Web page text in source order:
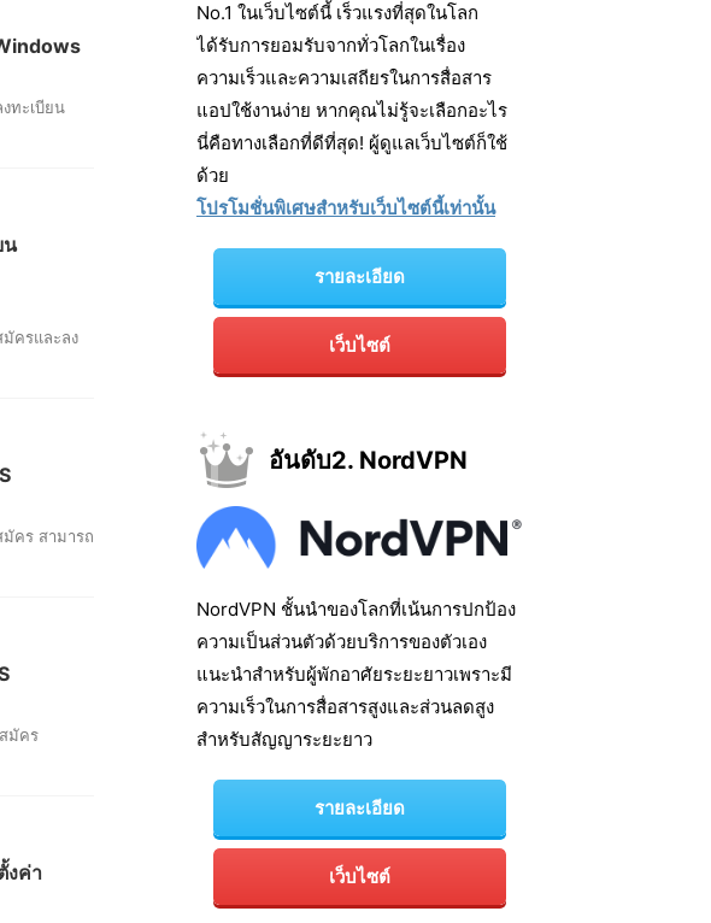
ทะเบียน
น
ครและลง
คร สามารถ
มัคร
งค่า
No.1 ในเว็บไซต์นี้ เร็วแรงที่สุดในโลก
ได้รับการยอมรับจากทั่วโลกในเรื่อง
ความเร็วและความเสถียรในการสื่อสาร
แอปใช้งานง่าย หากคุณไม่รู้จะเลือกอะไร
นี่คือทางเลือกที่ดีที่สุด! ผู้ดูแลเว็บไซต์ก็ใช้
ด้วย
โปรโมชั่นพิเศษสำหรับเว็บไซต์นี้เท่านั้น
รายละเอียด
เว็บไซต์
อันดับ2. NordVPN
NordVPN ชั้นนำของโลกที่เน้นการปกป้อง
ความเป็นส่วนตัวด้วยบริการของตัวเอง
แนะนำสำหรับผู้พักอาศัยระยะยาวเพราะมี
ความเร็วในการสื่อสารสูงและส่วนลดสูง
สำหรับสัญญาระยะยาว
รายละเอียด
เว็บไซต์